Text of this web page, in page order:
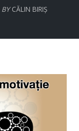
BY CĂLIN BIRIȘ